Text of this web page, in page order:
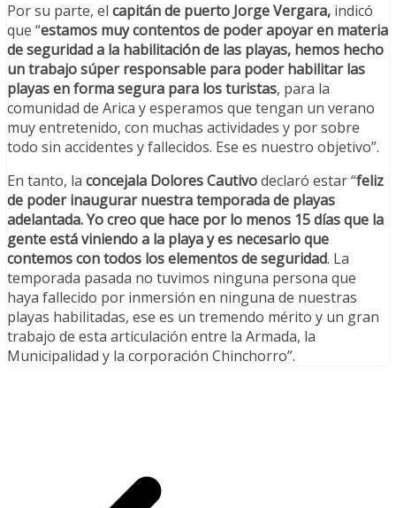
Por su parte, el capitán de puerto Jorge Vergara, indicó
que “estamos muy contentos de poder apoyar en materia
de seguridad a la habilitación de las playas, hemos hecho
un trabajo súper responsable para poder habilitar las
playas en forma segura para los turistas, para la
comunidad de Arica y esperamos que tengan un verano
muy entretenido, con muchas actividades y por sobre
todo sin accidentes y fallecidos. Ese es nuestro objetivo”.
En tanto, la concejala Dolores Cautivodeclaró estar “feliz
de poder inaugurar nuestra temporada de playas
adelantada. Yo creo que hace por lo menos 15 días que la
gente está viniendo a la playa y es necesario que
contemos con todos los elementos de seguridad. La
temporada pasada no tuvimos ninguna persona que
haya fallecido por inmersión en ninguna de nuestras
playas habilitadas, ese es un tremendo mérito y un gran
trabajo de esta articulación entre la Armada, la
Municipalidad y la corporación Chinchorro”.